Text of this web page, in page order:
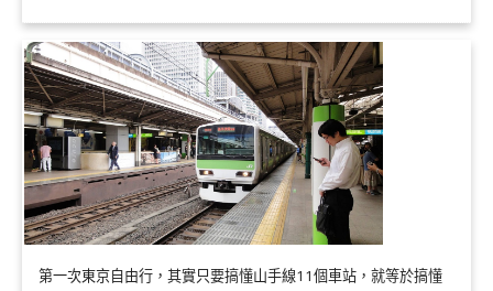
第一次東京自由行，其實只要搞懂山手線11個車站，就等於搞懂